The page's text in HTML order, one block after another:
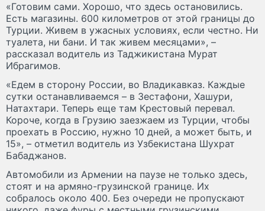
«Готовим сами. Хорошо, что здесь остановились.
Есть магазины. 600 километров от этой границы до
Турции. Живем в ужасных условиях, если честно. Ни
туалета, ни бани. И так живем месяцами», –
рассказал водитель из Таджикистана Мурат
Ибрагимов.
«Едем в сторону России, во Владикавказ. Каждые
сутки останавливаемся – в Зестафони, Хашури,
Натахтари. Теперь еще там Крестовый перевал.
Короче, когда в Грузию заезжаем из Турции, чтобы
проехать в Россию, нужно 10 дней, а может быть, и
15», – отметил водитель из Узбекистана Шухрат
Бабаджанов.
Автомобили из Армении на паузе не только здесь,
стоят и на армяно-грузинской границе. Их
собралось около 400. Без очереди не пропускают